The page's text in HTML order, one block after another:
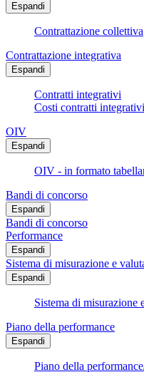
Espandi
Contrattazione collettiva
Contrattazione integrativa
Espandi
Contratti integrativi
Costi contratti integrativi
OIV
Espandi
OIV - in formato
Bandi di concorso
Espandi
Bandi di concorso
Performance
Espandi
Sistema di misurazione e
Espandi
Sistema di misurazione
Piano della performance
Espandi
Piano della